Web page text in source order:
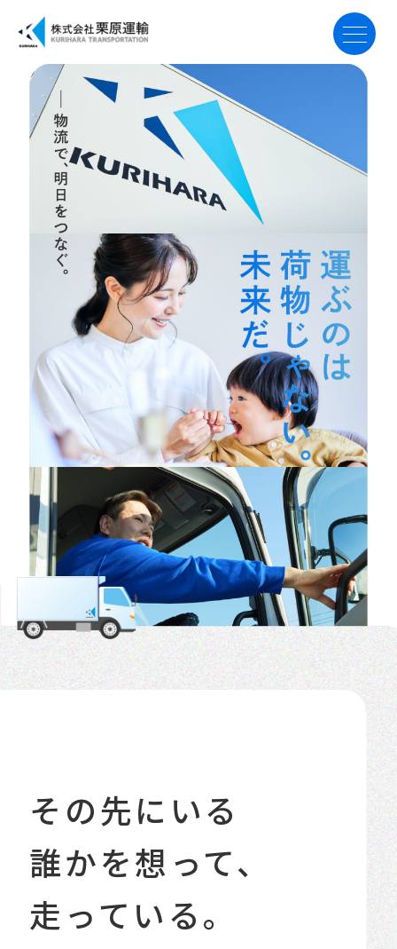
トップ
事業案内
会社案内
採用案内
お知らせ
プライバシーポリシー
お問い合わせフォーム
その先にいる
誰かを想って、
走っている。